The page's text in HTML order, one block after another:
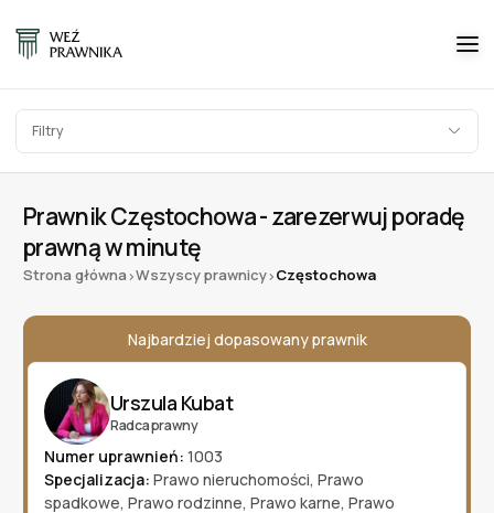
Filtry
Prawnik Częstochowa - zarezerwuj poradę
prawną w minutę
Strona główna>Wszyscy prawnicy>Częstochowa
Najbardziej dopasowany prawnik
Radca prawny
Urszula Kubat
Numer uprawnień: 1003
Specjalizacja: Prawo nieruchomości, Prawo
spadkowe, Prawo rodzinne, Prawo karne, Prawo